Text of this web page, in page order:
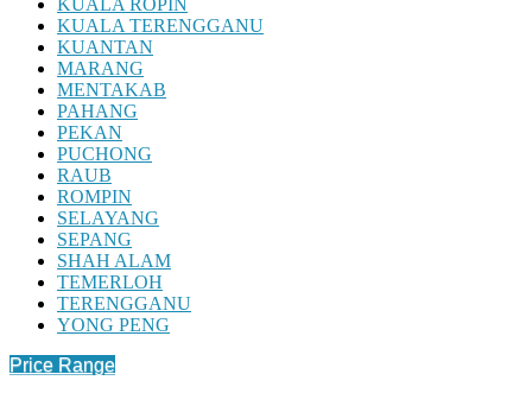
KUALA TERENGGANU
KUANTAN
MARANG
MENTAKAB
PAHANG
PEKAN
PUCHONG
RAUB
ROMPIN
SELAYANG
SEPANG
SHAH ALAM
TEMERLOH
TERENGGANU
YONG PENG
Price Range